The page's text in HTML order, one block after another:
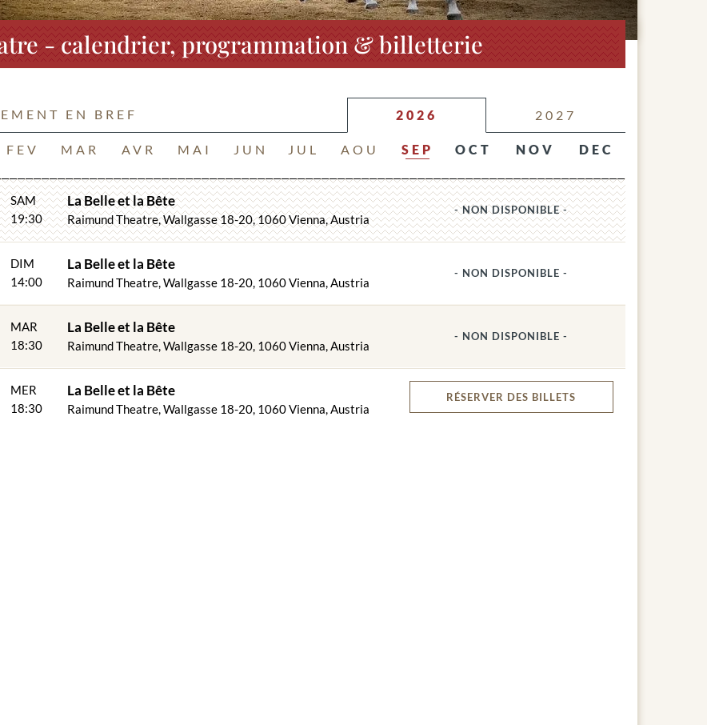
- calendrier, programmation & billetterie
EN BREF 2027
2026
FEV MAR AVR MAI JUN JUL AOU SEP OCT NOV DEC
SAM
19:30
La Belle et la Bête
Raimund Theatre, Wallgasse 18-20, 1060 Vienna, Austria
- NON DISPONIBLE -
DIM
14:00
La Belle et la Bête
Raimund Theatre, Wallgasse 18-20, 1060 Vienna, Austria
- NON DISPONIBLE -
MAR
18:30
La Belle et la Bête
Raimund Theatre, Wallgasse 18-20, 1060 Vienna, Austria
- NON DISPONIBLE -
MER
18:30
La Belle et la Bête
Raimund Theatre, Wallgasse 18-20, 1060 Vienna, Austria
RÉSERVER DES BILLETS